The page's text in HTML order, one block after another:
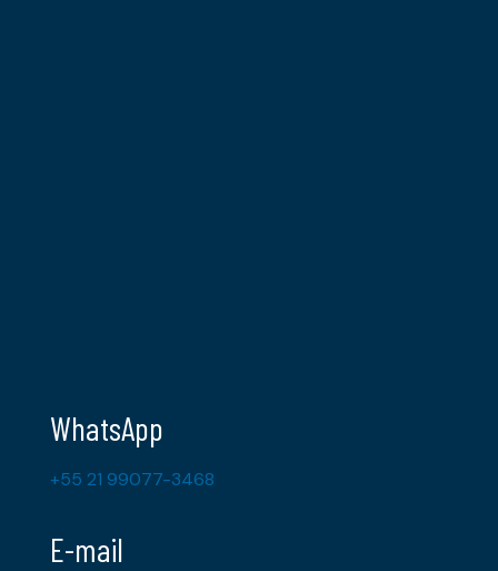
WhatsApp
+55 21 99077-3468
E-mail